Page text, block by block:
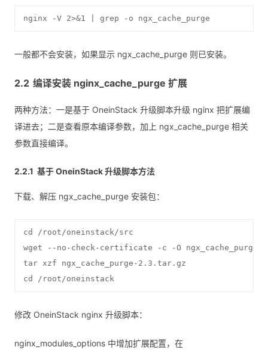
nginx -V 2>&1 | grep -o ngx_cache_purge
一般都不会安装，如果显示 ngx_cache_purge 则已安装。
编译安装 nginx_cache_purge 扩展
两种方法：一是基于 OneinStack 升级脚本升级 nginx 把扩展编
译进去；二是查看原本编译参数，加上 ngx_cache_purge 相关
参数直接编译。
基于 OneinStack 升级脚本方法
下载、解压 ngx_cache_purge 安装包：
cd /root/oneinstack/src
wget --no-check-certificate -c -O
tar xzf ngx_cache_purge-2.3.tar.gz
cd /root/oneinstack
修改 OneinStack nginx 升级脚本：
nginx_modules_options 中增加扩展配置，在